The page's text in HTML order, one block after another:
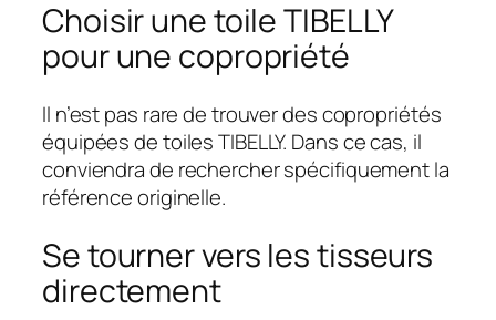
Choisir une toile TIBELLY
pour une copropriété
Il n’est pas rare de trouver des copropriétés
équipées de toiles TIBELLY. Dans ce cas, il
conviendra de rechercher spécifiquement la
référence originelle.
Se tourner vers les tisseurs
directement